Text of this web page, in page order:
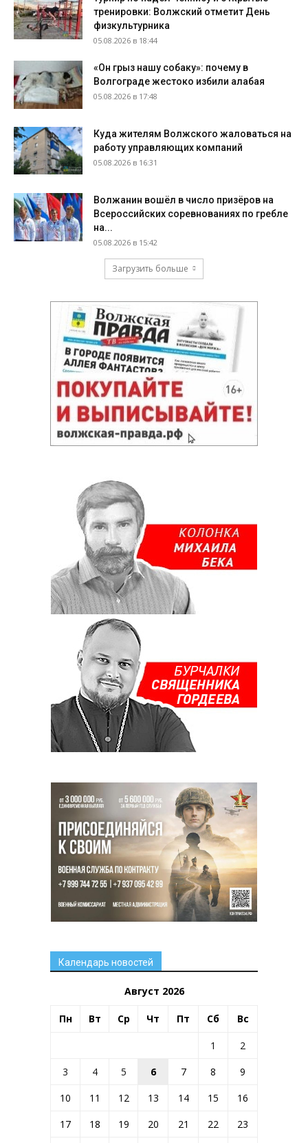
тренировки: Волжский отметит День
физкультурника
05.08.2026 в 18:44
«Он грыз нашу собаку»: почему в
Волгограде жестоко избили алабая
05.08.2026 в 17:48
Куда жителям Волжского жаловаться на
работу управляющих компаний
05.08.2026 в 16:31
Волжанин вошёл в число призёров на
Всероссийских соревнованиях по гребле
на...
05.08.2026 в 15:42
Загрузить больше
Календарь новостей
Август 2026
Пн Вт Ср Чт Пт Сб Вс
1
2
3
4 5 6 7 8
9
10
11 12 13 14 15
16
17
18 19 20 21 22
23